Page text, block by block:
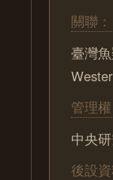
關聯：
臺灣
管理權
中央
後設